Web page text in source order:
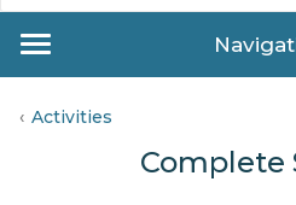
Activities
Complete